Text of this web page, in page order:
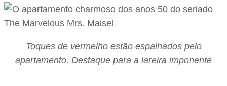
Toques de vermelho estão espalhados pelo
apartamento. Destaque para a lareira imponente